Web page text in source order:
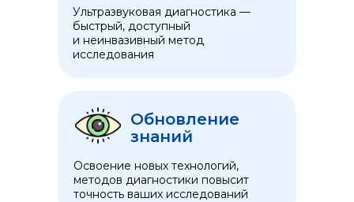
Ультразвуковая диагностика —
быстрый, доступный
и неинвазивный метод
исследования
Обновление
знаний
Освоение новых технологий,
методов диагностики повысит
точность ваших исследований